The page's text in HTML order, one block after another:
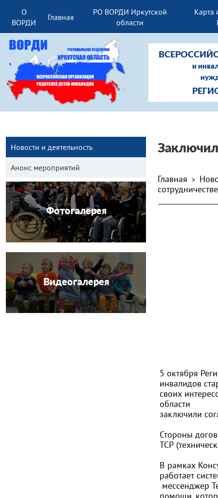
О
ВОРДИ
Главная
РО ВОРДИ Иркутской
области
Карта
и
Новости и деятельность
Анонс мероприятий
Фотогалерея
Видеогалерея
Главная >
сотрудничестве
5 октября
инвалидов
своих
области
заключили
Стороны
ТСР
В рамках
работает
мессенджер